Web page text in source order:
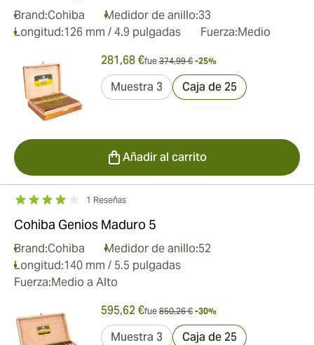
Brand:Cohiba Medidor de anillo:33
Longitud:126 mm / 4.9 pulgadas Fuerza:Medio
281,68 €fue 374,99 € -25%
Muestra 3 Caja de 25
Añadir al carrito
1 Reseñas
Cohiba Genios Maduro 5
Brand:Cohiba Medidor de anillo:52
Longitud:140 mm / 5.5 pulgadas
Fuerza:Medio a Alto
595,62 €fue 850,26 € -30%
Muestra 3 Caja de 25